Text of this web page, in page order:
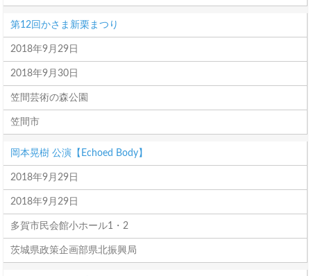
第12回かさま新栗まつり
2018年9月29日
2018年9月30日
笠間芸術の森公園
笠間市
岡本晃樹 公演【Echoed Body】
2018年9月29日
2018年9月29日
多賀市民会館小ホール1・2
茨城県政策企画部県北振興局